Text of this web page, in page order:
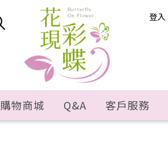
登入
購物商城 Q&A 客戶服務